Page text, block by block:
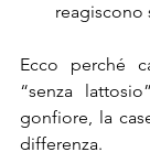
reagiscono
Ecco perché
“senza
gonfiore, la
differenza.